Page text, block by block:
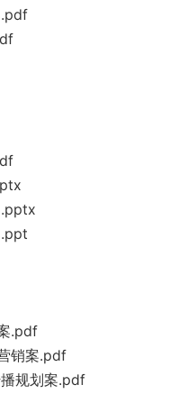
.pdf
.pdf
销案.pdf
规划案.pdf